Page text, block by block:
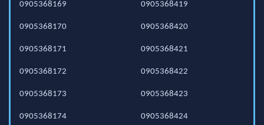
0905368169
0905368170
0905368171
0905368172
0905368173
0905368174
0905368419
0905368420
0905368421
0905368422
0905368423
0905368424